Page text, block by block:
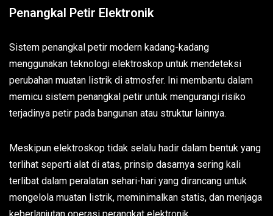
Penangkal Petir Elektronik
Sistem penangkal petir modern kadang-kadang
menggunakan teknologi elektroskop untuk mendeteksi
perubahan muatan listrik di atmosfer. Ini membantu dalam
memicu sistem penangkal petir untuk mengurangi risiko
terjadinya petir pada bangunan atau struktur lainnya.
Meskipun elektroskop tidak selalu hadir dalam bentuk yang
terlihat seperti alat di atas, prinsip dasarnya sering kali
terlibat dalam peralatan sehari-hari yang dirancang untuk
mengelola muatan listrik, meminimalkan statis, dan menjaga
keberlanjutan operasi perangkat elektronik.